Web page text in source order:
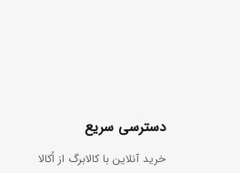
دسترسی سریع
خرید آنلاین با کالابرگ از اُکالا